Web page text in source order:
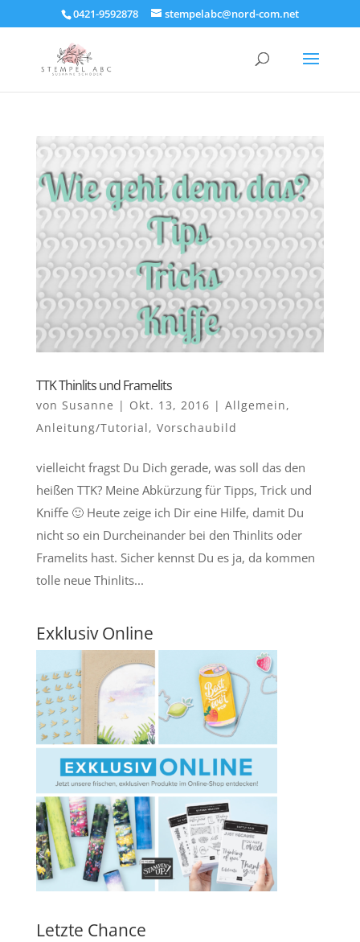
0421-9592878 stempelabc@nord-com.net
TTK Thinlits und Framelits
von Susanne | Okt. 13, 2016 | Allgemein,
Anleitung/Tutorial, Vorschaubild
vielleicht fragst Du Dich gerade, was soll das den
heißen TTK? Meine Abkürzung für Tipps, Trick und
Kniffe 🙂 Heute zeige ich Dir eine Hilfe, damit Du
nicht so ein Durcheinander bei den Thinlits oder
Framelits hast. Sicher kennst Du es ja, da kommen
tolle neue Thinlits...
Exklusiv Online
Letzte Chance